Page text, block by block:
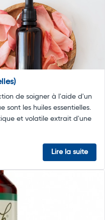
de soigner à l'aide d'un
les huiles essentielles.
et volatile extrait d'une
Lire la suite